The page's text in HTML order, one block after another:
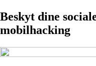
Beskyt dine
mobilhacking